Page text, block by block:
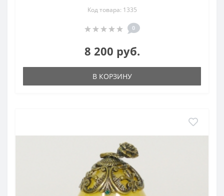
Код товара: 1335
0
8 200 руб.
В КОРЗИНУ